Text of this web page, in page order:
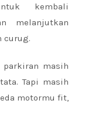
kembali
melanjutkan
curug.
masih
Tapi masih
motormu fit,